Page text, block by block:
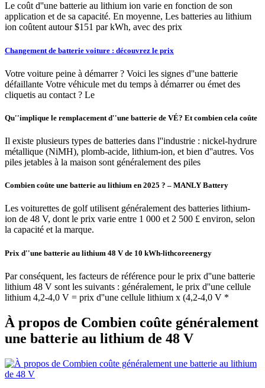
Le coût d''une batterie au lithium ion varie en fonction de son
application et de sa capacité. En moyenne, Les batteries au lithium
ion coûtent autour $151 par kWh, avec des prix
Changement de batterie voiture : découvrez le prix
Votre voiture peine à démarrer ? Voici les signes d''une batterie
défaillante Votre véhicule met du temps à démarrer ou émet des
cliquetis au contact ? Le
Qu''implique le remplacement d''une batterie de VÉ? Et combien cela coûte
Il existe plusieurs types de batteries dans l''industrie : nickel-hydrure
métallique (NiMH), plomb-acide, lithium-ion, et bien d''autres. Vos
piles jetables à la maison sont généralement des piles
Combien coûte une batterie au lithium en 2025 ? – MANLY Battery
Les voiturettes de golf utilisent généralement des batteries lithium-
ion de 48 V, dont le prix varie entre 1 000 et 2 500 £ environ, selon
la capacité et la marque.
Prix d''une batterie au lithium 48 V de 10 kWh-lithcoreenergy
Par conséquent, les facteurs de référence pour le prix d''une batterie
lithium 48 V sont les suivants : généralement, le prix d''une cellule
lithium 4,2-4,0 V = prix d''une cellule lithium x (4,2-4,0 V *
À propos de Combien coûte généralement
une batterie au lithium de 48 V